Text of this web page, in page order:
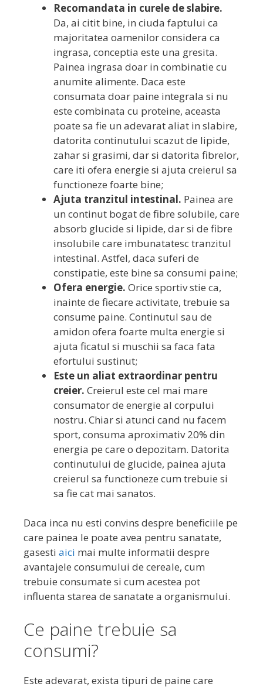
Recomandata in curele de slabire.
Da, ai citit bine, in ciuda faptului ca
majoritatea oamenilor considera ca
ingrasa, conceptia este una gresita.
Painea ingrasa doar in combinatie cu
anumite alimente. Daca este
consumata doar paine integrala si nu
este combinata cu proteine, aceasta
poate sa fie un adevarat aliat in slabire,
datorita continutului scazut de lipide,
zahar si grasimi, dar si datorita fibrelor,
care iti ofera energie si ajuta creierul sa
functioneze foarte bine;
Ajuta tranzitul intestinal. Painea are
un continut bogat de fibre solubile, care
absorb glucide si lipide, dar si de fibre
insolubile care imbunatatesc tranzitul
intestinal. Astfel, daca suferi de
constipatie, este bine sa consumi paine;
Ofera energie. Orice sportiv stie ca,
inainte de fiecare activitate, trebuie sa
consume paine. Continutul sau de
amidon ofera foarte multa energie si
ajuta ficatul si muschii sa faca fata
efortului sustinut;
Este un aliat extraordinar pentru
creier. Creierul este cel mai mare
consumator de energie al corpului
nostru. Chiar si atunci cand nu facem
sport, consuma aproximativ 20% din
energia pe care o depozitam. Datorita
continutului de glucide, painea ajuta
creierul sa functioneze cum trebuie si
sa fie cat mai sanatos.
Daca inca nu esti convins despre beneficiile pe
care painea le poate avea pentru sanatate,
gasesti aici mai multe informatii despre
avantajele consumului de cereale, cum
trebuie consumate si cum acestea pot
influenta starea de sanatate a organismului.
Ce paine trebuie sa
consumi?
Este adevarat, exista tipuri de paine care